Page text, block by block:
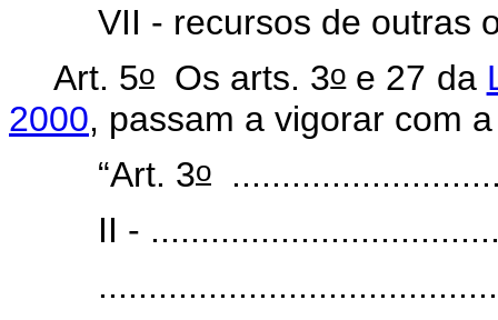
VII - recursos de outras
Art. 5o Os arts. 3oe 27 da
2000, passam a vigorar com
“Art. 3o
II -